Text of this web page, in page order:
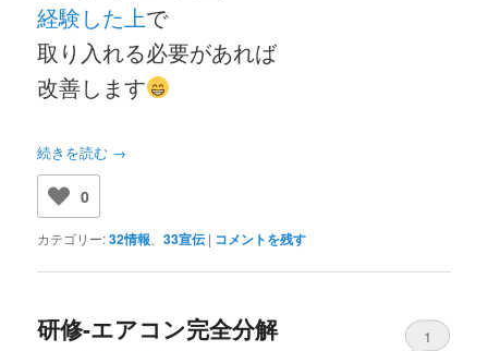
経験した上で
取り入れる必要があれば
改善します
続きを読む →
0
カテゴリー:32情報 、33宣伝 | コメントを残す
研修-エアコン完全分解 1